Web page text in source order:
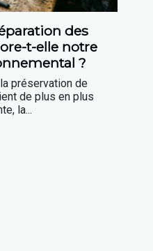
des
t-elle notre
?
préservation de
de plus en plus
la...